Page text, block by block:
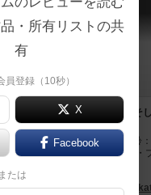
30分前後
ているのか...？ 全てを疑え、そ
2人 プレイ時間：30分 対象年齢
6枚(1×2枚、2×2枚、3×2枚) ・
なかたりゅうせい（ryusei
・所有リストの共
有
員登録（10秒）
X
Facebook
または